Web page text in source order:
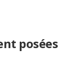
posées